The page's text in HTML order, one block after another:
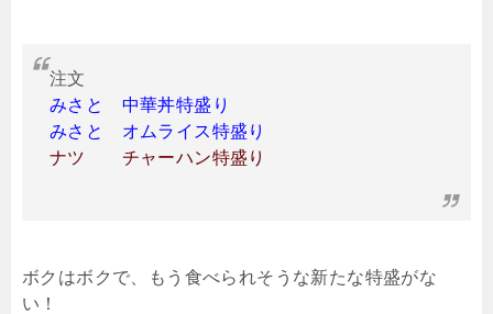
注文
みさと 中華丼特盛り
みさと オムライス特盛り
ナツ チャーハン特盛り
ボクはボクで、もう食べられそうな新たな特盛がな
い！